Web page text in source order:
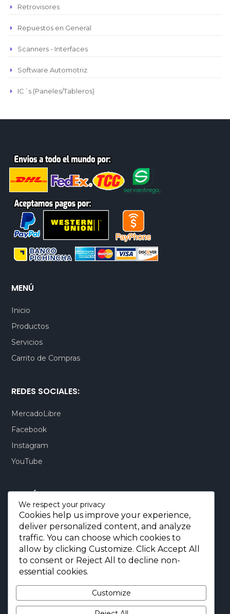
Retrovisores
Repuestos en General
Scanners - Interfaces
Software Automotriz
IC´s (Paneles/Tableros)
MENÚ
Inicio
Productos
Servicios
Carrito de Compras
REDES SOCIALES:
MercadoLibre
Facebook
Instagram
YouTube
CONTÁCTENOS:
Quito-Ecuador:+593 99 803 7777
Llamadas: +593 99 803 7777
Miami-USA: +1 (872) 295 6069
E-mail.:info@borjaimportaciones.com
We respect your privacy
Cookies help us improve your experience,
deliver personalized content, and analyze
traffic. You can choose which cookies to
allow by clicking Customize. Click Accept All
to consent or Reject All
to decline non-
essential cookies.
Customize